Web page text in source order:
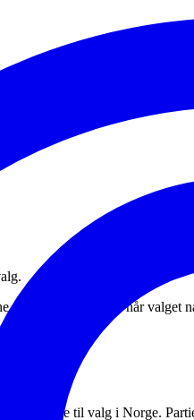
siden og undersider når valget
å stille til valg i Norge.